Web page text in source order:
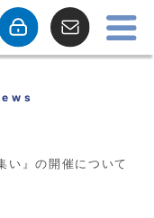
い』の開催について